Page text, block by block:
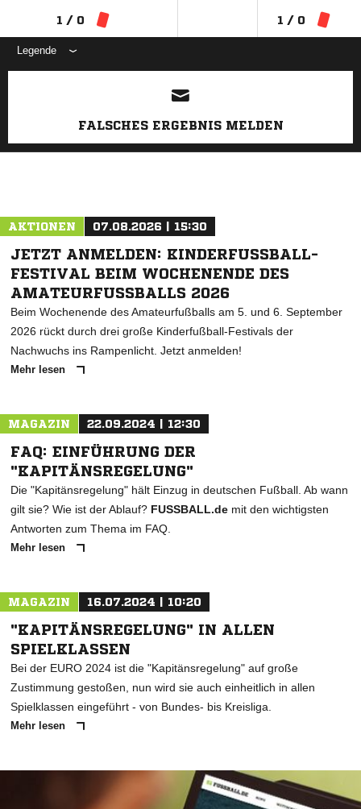
1 / 0 1 / 0
Legende
ANZEIGE
FALSCHES ERGEBNIS MELDEN
AKTIONEN 07.08.2026 | 15:30
JETZT ANMELDEN: KINDERFUSSBALL-F
ESTIVAL BEIM WOCHENENDE DES A
MATEURFUSSBALLS 2026
Beim Wochenende des Amateurfußballs am 5. und 6. September
2026 rückt durch drei große Kinderfußball-Festivals der
Nachwuchs ins Rampenlicht. Jetzt anmelden!
Mehr lesen
MAGAZIN 22.09.2024 | 12:30
FAQ: EINFÜHRUNG DER
"KAPITÄNSREGELUNG"
Die "Kapitänsregelung" hält Einzug in deutschen Fußball. Ab wann
gilt sie? Wie ist der Ablauf? FUSSBALL.de mit den wichtigsten
Antworten zum Thema im FAQ.
Mehr lesen
MAGAZIN 16.07.2024 | 10:20
"KAPITÄNSREGELUNG" IN ALLEN
SPIELKLASSEN
Bei der EURO 2024 ist die "Kapitänsregelung" auf große
Zustimmung gestoßen, nun wird sie auch einheitlich in allen
Spielklassen eingeführt - von Bundes- bis Kreisliga.
Mehr lesen